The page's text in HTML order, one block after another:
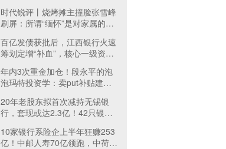
时代锐评丨烧烤摊主撞脸张雪峰
刷屏：所谓“缅怀”是对家属的二
百亿发债获批后，江西银行火速
筹划定增“补血”，核心一级资本
年内3次重金加仓！段永平的泡
泡玛特投资学：卖put补贴建
持有
20年老股东拟首次减持无锡银
行，套现或达2.3亿！42只银行
10家银行系险企上半年狂赚253
亿！中邮人寿70亿领跑，中荷人